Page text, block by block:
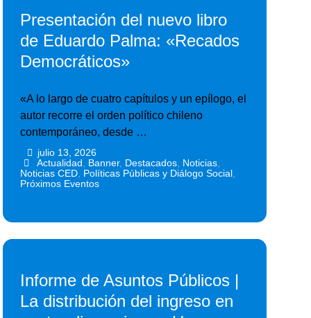
Presentación del nuevo libro
de Eduardo Palma: «Recados
Democráticos»
«A lo largo de cuatro capítulos y un epílogo, el
autor recorre el orden político chileno
contemporáneo, desde …
julio 13, 2026
Actualidad Banner, Destacados, Noticias,
Noticias CED Políticas Públicas y Diálogo Social
Próximos Eventos
Informe de Asuntos Públicos |
La distribución del ingreso en